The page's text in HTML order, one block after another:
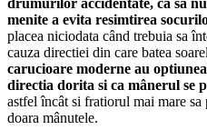
drumurilor accidentate, ca sa
menite a evita resimtirea
placea niciodata când trebuia sa
cauza directiei din care batea
carucioare moderne au
directia dorita si ca mânerul se
astfel încât si fratiorul mai mare
doara mânutele.